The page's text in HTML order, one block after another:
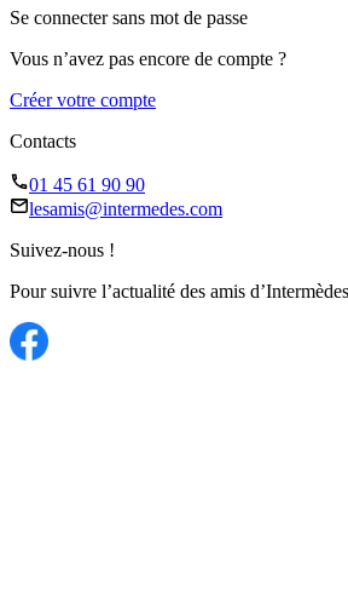
Se connecter sans mot de passe
Vous n’avez pas encore de compte ?
Créer votre compte
Contacts
01 45 61 90 90
lesamis@intermedes.com
Suivez-nous !
Pour suivre l’actualité des amis